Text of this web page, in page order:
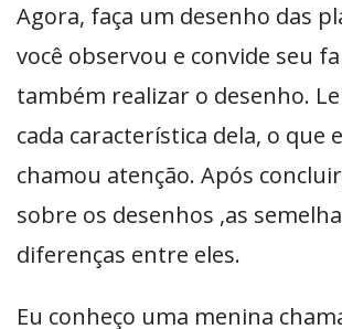
Agora, faça um desenho das
você observou e convide seu
também realizar o desenho.
cada característica dela, o que
chamou atenção. Após
sobre os desenhos ,as
diferenças entre eles.
Eu conheço uma menina